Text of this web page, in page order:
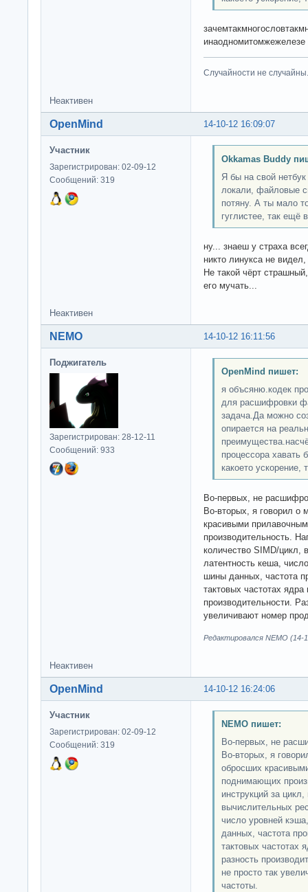
инаодномитомжежелезе
Случайности не случайны.
Неактивен
14-10-12 16:09:07
OpenMind
Участник
Зарегистрирован: 02-09-12
Сообщений: 319
Okkamas Buddy
Я бы на свой
локали, файловые
потяну. А ты мало
гуглистее, так ещё
ну... знаеш у страха
никто линукса не
Не такой чёрт
его мучать...
Неактивен
14-10-12 16:11:56
NEMO
Поджигатель
Зарегистрирован: 28-12-11
Сообщений: 933
OpenMind пишет:
я объсяню.кодек
для расшифровки
задача.Да можно
опирается на
процессора хавать
какоето ускорение,
Во-первых, не
Во-вторых, я говорил о
красивыми
производительность.
количество SIMD/цикл,
латентность кеша,
шины данных, частота
тактовых частотах
производительности.
увеличивают номер
Редактировался NEMO (14-
Неактивен
14-10-12 16:24:06
OpenMind
Участник
Зарегистрирован: 02-09-12
Сообщений: 319
NEMO пишет:
Во-первых, не
Во-вторых, я
обросших
поднимающих
инструкций за
вычислительных
число уровней
данных, частота
тактовых частотах
разность
не просто так
частоты.